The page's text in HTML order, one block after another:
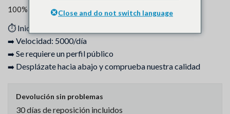
Valorado
sobre 5
80
puntuaciones
de clientes
100% de los compradores se declararon satisfechos.
⏱️ Inicio: Inmediato - 3 horas
➡️Velocidad: 5000/día
➡️Se requiere un perfil público
➡️ Desplázate hacia abajo y comprueba nuestra calidad
Devolución sin problemas
30 días de reposición incluidos
Close and do not switch language